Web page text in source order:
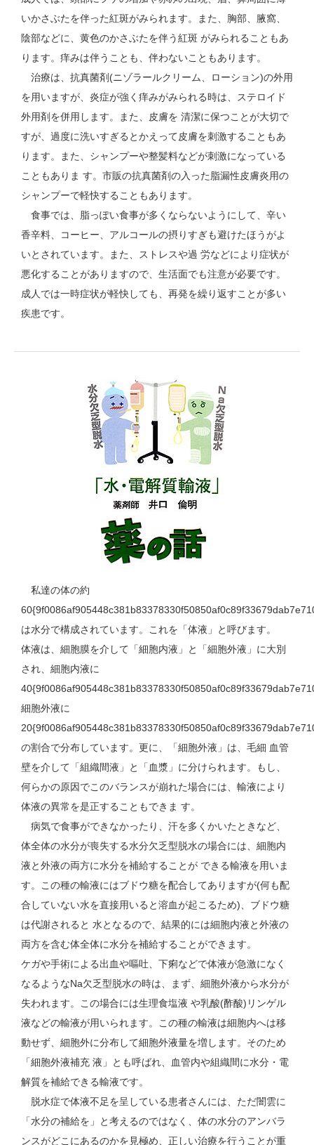
いかさぶたを伴った紅斑がみられます。また、胸部、腋窩、
陰部などに、黄色のかさぶたを伴う紅斑 がみられることもあ
ります。痒みは伴うことも、伴わないこともあります。
治療は、抗真菌剤(ニゾラールクリーム、ローション)の外用
を用いますが、炎症が強く痒みがみられる時は、ステロイド
外用剤を併用します。また、皮膚を 清潔に保つことが大切で
すが、過度に洗いすぎるとかえって皮膚を刺激することもあ
ります。また、シャンプーや整髪料などが刺激になっている
こともありま す。市販の抗真菌剤の入った脂漏性皮膚炎用の
シャンプーで軽快することもあります。
食事では、脂っぽい食事が多くならないようにして、辛い
香辛料、コーヒー、アルコールの摂りすぎも避けたほうがよ
いとされています。また、ストレスや過 労などにより症状が
悪化することがありますので、生活面でも注意が必要です。
成人では一時症状が軽快しても、再発を繰り返すことが多い
疾患です。
私達の体の約
は水分で構成されています。これを「体液」と呼びます。
体液は、細胞膜を介して「細胞内液」と「細胞外液」に大別
され、細胞内液に
細胞外液に
の割合で分布しています。更に、「細胞外液」は、毛細 血管
壁を介して「組織間液」と「血漿」に分けられます。もし、
何らかの原因でこのバランスが崩れた場合には、輸液により
体液の異常を是正することもできま す。
病気で食事ができなかったり、汗を多くかいたときなど、
体全体の水分が喪失する水分欠乏型脱水の場合には、細胞内
液と外液の両方に水分を補給することが できる輸液を用いま
す。この種の輸液にはブドウ糖を配合してありますが(何も配
合していない水を直接用いると溶血が起こるため)、ブドウ糖
は代謝されると 水となるので、結果的には細胞内液と外液の
両方を含む体全体に水分を補給することができます。
ケガや手術による出血や嘔吐、下痢などで体液が急激になく
なるようなNa欠乏型脱水の時は、まず、細胞外液から水分が
失われます。この場合には生理食塩液 や乳酸(酢酸)リンゲル
液などの輸液が用いられます。この種の輸液は細胞内へは移
動せず、細胞外に分布して細胞外液量を増します。そのため
「細胞外液補充 液」とも呼ばれ、血管内や組織間に水分・電
解質を補給できる輸液です。
脱水症で体液不足を呈している患者さんには、ただ闇雲に
「水分の補給を」と考えるのではなく、体の水分のアンバラ
ンスがどこにあるのかを見極め、正しい治療を行うことが重